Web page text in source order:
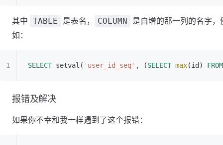
其中 TABLE 是表名， COLUMN
是自增的那一列的名字，
如：
SELECT setval( ' user_id_seq' , (SELECT max(id) FROM
报错及解决
如果你不幸和我一样遇到了这个报错：